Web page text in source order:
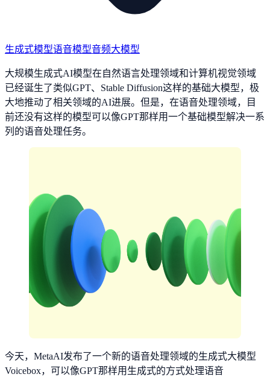
生成式模型语音模型音频大模型
大规模生成式AI模型在自然语言处理领域和计算机视觉领域
已经诞生了类似GPT、Stable Diffusion这样的基础大模型，极
大地推动了相关领域的AI进展。但是，在语音处理领域，目
前还没有这样的模型可以像GPT那样用一个基础模型解决一系
列的语音处理任务。
今天，MetaAI发布了一个新的语音处理领域的生成式大模型
Voicebox，可以像GPT那样用生成式的方式处理语音